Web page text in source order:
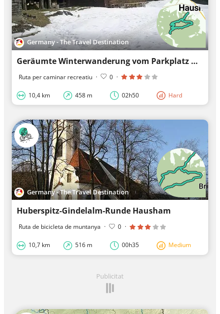
Germany - The Travel Destination
Geräumte Winterwanderung vom Parkplatz Huberspitz zur Gindelalm und zur Huberspitz
Ruta per caminar recreatiu · 0 ·
10,4 km 458 m 02h50 Hard
Germany - The Travel Destination
Huberspitz-Gindelalm-Runde Hausham
Ruta de bicicleta de muntanya · 0 ·
10,7 km 516 m 00h35 Medium
Publicitat